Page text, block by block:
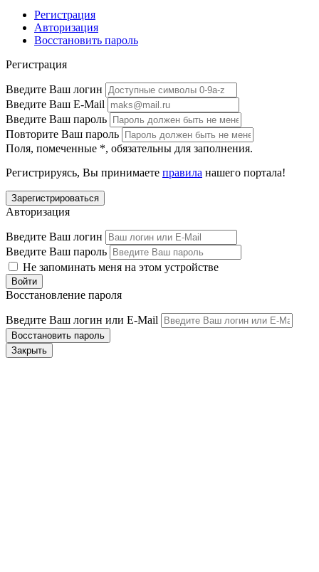
Регистрация
Авторизация
Восстановить пароль
Регистрация
Введите Ваш логин
Введите Ваш E-Mail
Введите Ваш пароль
Повторите Ваш пароль
Поля, помеченные *, обязательны для заполнения.
Регистрируясь, Вы принимаете правила нашего портала!
Авторизация
Введите Ваш логин
Введите Ваш пароль
Не запоминать меня на этом устройстве
Восстановление пароля
Введите Ваш логин или E-Mail
Закрыть